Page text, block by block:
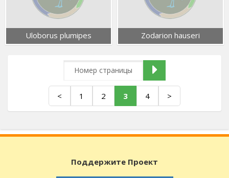
Uloborus plumipes Zodarion hauseri
< 1 2 3 4 >
Поддержите Проект